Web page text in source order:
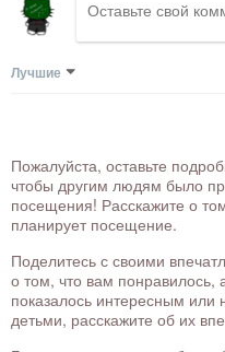
Лучшие
Пожалуйста, оставьте
чтобы другим людям было
посещения! Расскажите о
планирует посещение.
Поделитесь с своими
о том, что вам понравилось,
показалось интересным
детьми, расскажите об их